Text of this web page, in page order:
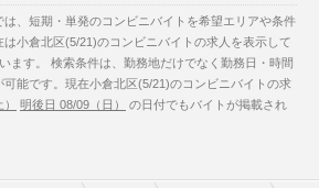
、短期・単発のコンビニバイトを希望エリアや条件
小倉北区(5/21)のコンビニバイトの求人を表示して
ます。 検索条件は、勤務地だけでなく勤務日・時間
能です。現在小倉北区(5/21)のコンビニバイトの求
明後日 08/09（日）
の日付でもバイトが掲載され